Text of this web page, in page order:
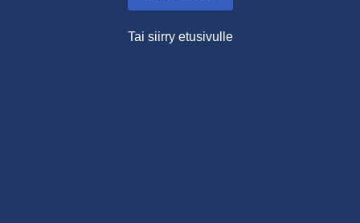
Tai siirry etusivulle